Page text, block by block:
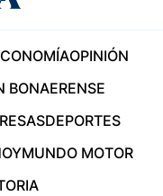
OPINIÓN
BONAERENSE
DEPORTES
MUNDO MOTOR